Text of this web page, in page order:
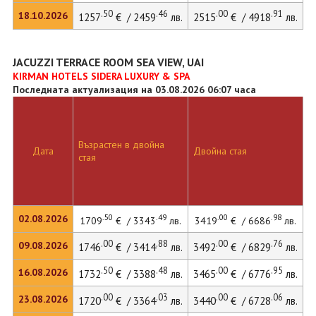
18.10.2026
1257.50€ / 2459.46 лв. 2515.00€ / 4918.91 лв.
JACUZZI TERRACE ROOM SEA VIEW, UAI
KIRMAN HOTELS SIDERA LUXURY & SPA
Последната актуализация на 03.08.2026 06:07 часа
Дата
02.08.2026
09.08.2026
16.08.2026
23.08.2026
Възрастен в двойна
стая
Двойна стая
1709.50 € / 3343.49лв. 3419.00 € / 6686.98лв.
1746.00€ / 3414.88 лв. 3492.00€ / 6829.76 лв.
1732.50€ / 3388.48 лв. 3465.00€ / 6776.95 лв.
1720.00€ / 3364.03 лв. 3440.00€ / 6728.06 лв.